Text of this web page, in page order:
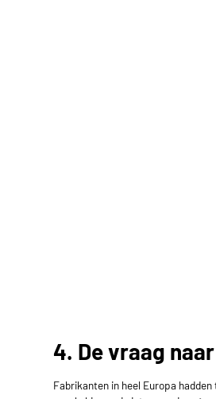
4. De vraag
Fabrikanten in heel Europa